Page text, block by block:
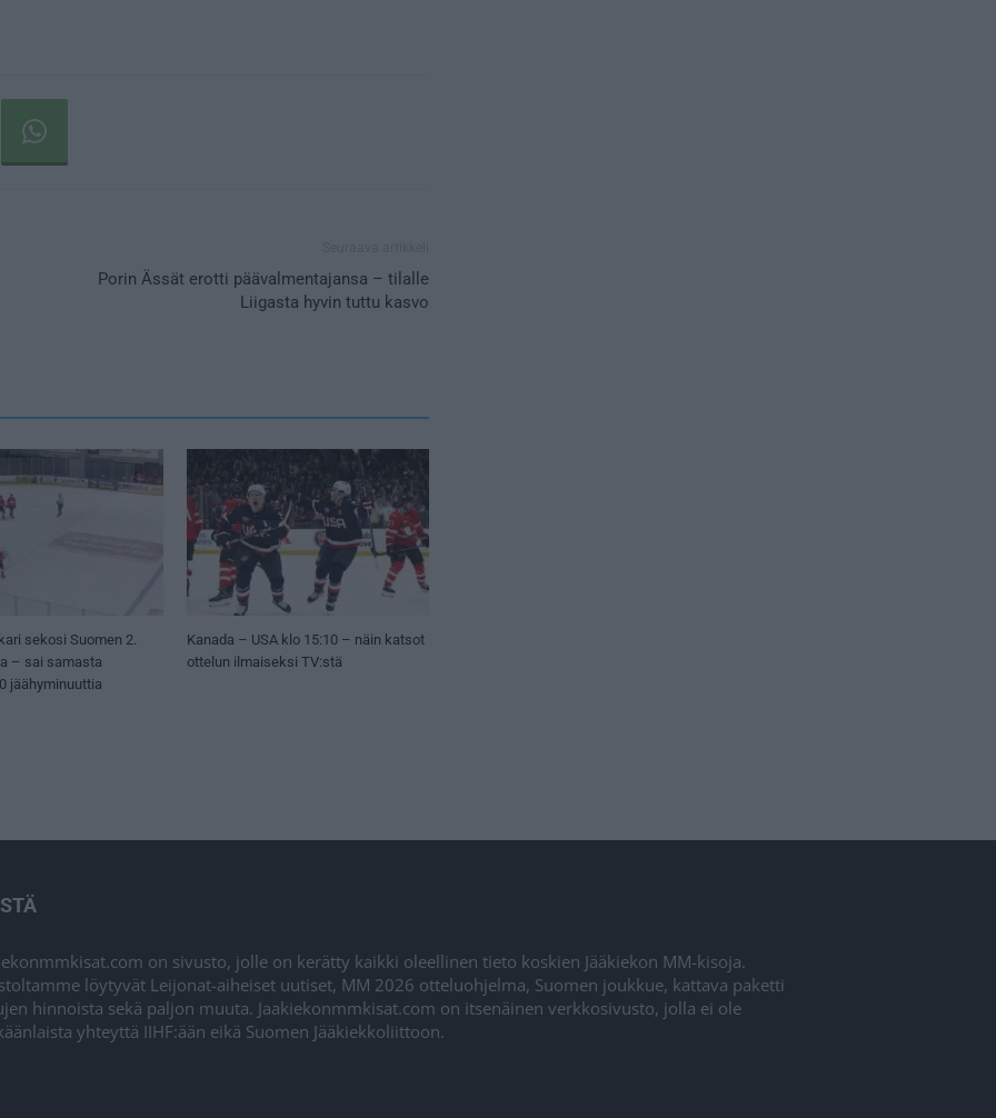
Porin Ässät erotti päävalmentajansa – tilalle
Liigasta hyvin tuttu kasvo
sekosi Suomen 2.
– sai samasta
jäähyminuuttia
Kanada – USA klo 15:10 – näin katsot
ottelun ilmaiseksi TV:stä
on sivusto, jolle on kerätty kaikki oleellinen tieto koskien Jääkiekon MM-kisoja.
löytyvät Leijonat-aiheiset uutiset, MM 2026 otteluohjelma, Suomen joukkue, kattava paketti
hinnoista sekä paljon muuta. Jaakiekonmmkisat.com on itsenäinen verkkosivusto, jolla ei ole
yhteyttä IIHF:ään eikä Suomen Jääkiekkoliittoon.